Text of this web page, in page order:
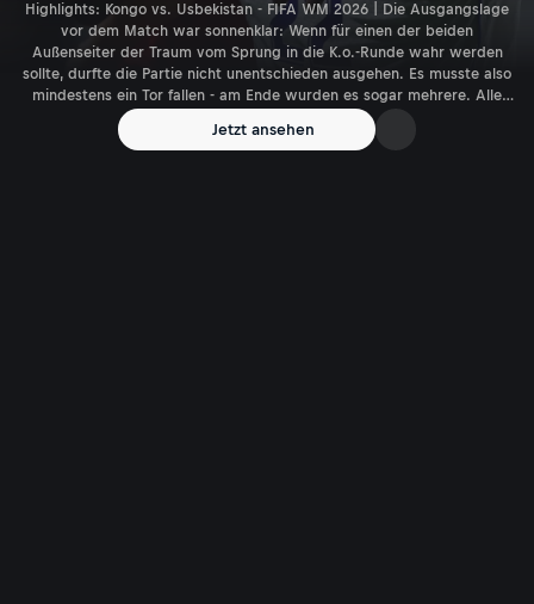
Highlights: Kongo vs. Usbekistan - FIFA WM 2026 | Die Ausgangslage
vor dem Match war sonnenklar: Wenn für einen der beiden
Außenseiter der Traum vom Sprung in die K.o.-Runde wahr werden
sollte, durfte die Partie nicht unentschieden ausgehen. Es musste also
mindestens ein Tor fallen - am Ende wurden es sogar mehrere. Alle
Jetzt ansehen